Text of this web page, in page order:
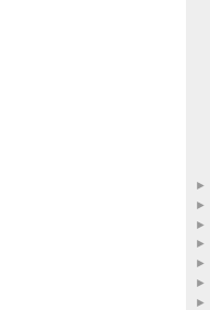
►
►
►
►
►
►
►